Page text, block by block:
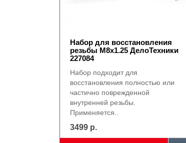
Набор для восстановления
резьбы М8х1.25 ДелоТехники
227084
Набор подходит для
восстановления полностью или
частично поврежденной
внутренней резьбы.
Применяется..
3499 р.